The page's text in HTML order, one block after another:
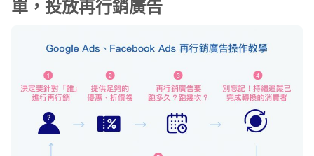
單，投放再行銷廣告